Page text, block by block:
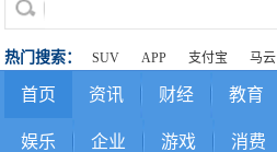
热门搜索： SUV APP 支付宝 马云
首页 资讯 财经 教育
娱乐 企业 游戏 消费